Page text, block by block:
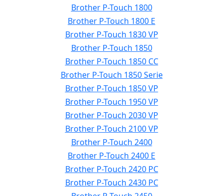
Brother P-Touch 1800
Brother P-Touch 1800 E
Brother P-Touch 1830 VP
Brother P-Touch 1850
Brother P-Touch 1850 CC
Brother P-Touch 1850 Serie
Brother P-Touch 1850 VP
Brother P-Touch 1950 VP
Brother P-Touch 2030 VP
Brother P-Touch 2100 VP
Brother P-Touch 2400
Brother P-Touch 2400 E
Brother P-Touch 2420 PC
Brother P-Touch 2430 PC